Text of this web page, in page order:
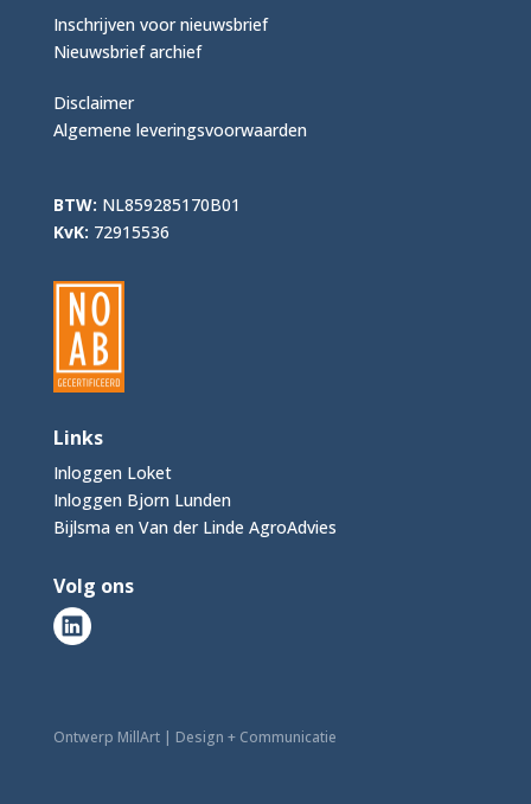
Inschrijven voor nieuwsbrief
Nieuwsbrief archief
Disclaimer
Algemene leveringsvoorwaarden
BTW: NL859285170B01
KvK: 72915536
Links
Inloggen Loket
Inloggen Bjorn Lunden
Bijlsma en Van der Linde AgroAdvies
Volg ons
Ontwerp MillArt | Design + Communicatie